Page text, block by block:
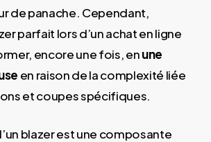
de panache. Cependant,
parfait lors d’un achat en ligne
encore une fois, enune
en raison de la complexité liée
et coupes spécifiques.
blazer est une composante